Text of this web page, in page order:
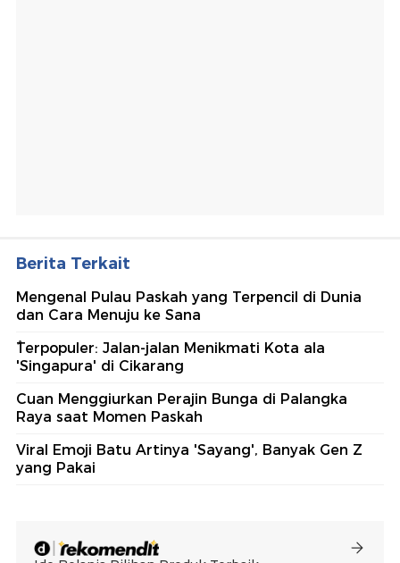
Berita Terkait
Mengenal Pulau Paskah yang Terpencil di Dunia
dan Cara Menuju ke Sana
ُTerpopuler: Jalan-jalan Menikmati Kota ala
'Singapura' di Cikarang
Cuan Menggiurkan Perajin Bunga di Palangka
Raya saat Momen Paskah
Viral Emoji Batu Artinya 'Sayang', Banyak Gen Z
yang Pakai